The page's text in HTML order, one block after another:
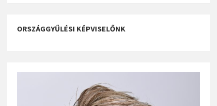
ORSZÁGGYŰLÉSI KÉPVISELŐNK